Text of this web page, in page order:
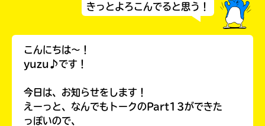
きっとよろこんでると思う！
こんにちは〜！
yuzu♪です！
今日は、お知らせをします！
えーっと、なんでもトークのPart13ができた
っぽいので、